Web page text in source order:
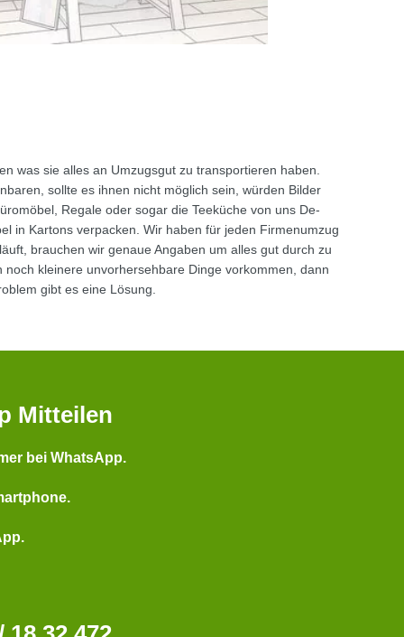
was sie alles an Umzugsgut zu transportieren haben.
sollte es ihnen nicht möglich sein, würden Bilder
Regale oder sogar die Teeküche von uns De-
in Kartons verpacken. Wir haben für jeden Firmenumzug
brauchen wir genaue Angaben um alles gut durch zu
kleinere unvorhersehbare Dinge vorkommen, dann
gibt es eine Lösung.
Mitteilen
bei WhatsApp.